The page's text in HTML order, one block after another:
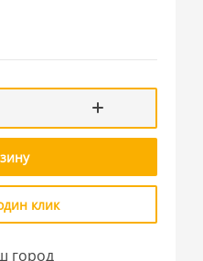
клик
город